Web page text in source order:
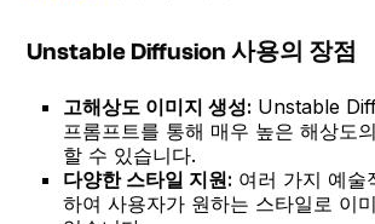
Unstable Diffusion 사용의 장점
고해상도 이미지 생성: Unstable
프롬프트를 통해 매우 높은 해상도
할 수 있습니다.
다양한 스타일 지원: 여러 가지 예술
하여 사용자가 원하는 스타일로 이